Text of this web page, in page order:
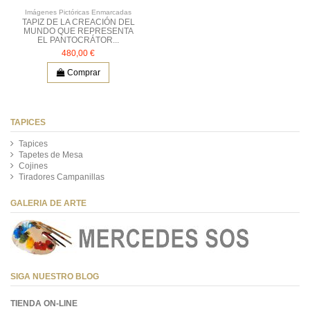
Imágenes Pictóricas Enmarcadas
TAPIZ DE LA CREACIÓN DEL
MUNDO QUE REPRESENTA
EL PANTOCRÁTOR...
480,00 €
Comprar
TAPICES
Tapices
Tapetes de Mesa
Cojines
Tiradores Campanillas
GALERIA DE ARTE
SIGA NUESTRO BLOG
TIENDA ON-LINE